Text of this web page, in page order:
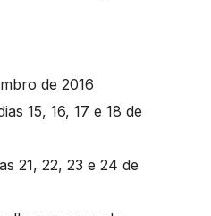
de 2016
15, 16, 17 e 18 de
21, 22, 23 e 24 de